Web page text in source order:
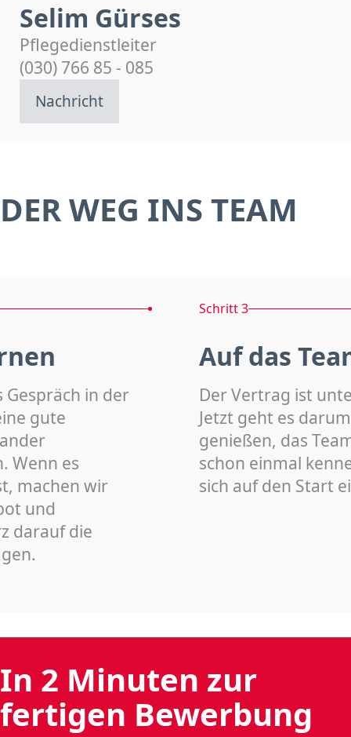
Selim Gürses
Pflegedienstleiter
(030) 766 85 - 085
Nachricht
DER WEG INS TEAM
Gespräch in der
gute
Wenn es
machen wir
und
darauf die
Schritt 3
Auf das
Der Vertrag ist
Jetzt geht es
genießen, das
schon einmal
sich auf den Start
In 2 Minuten zur
fertigen Bewerbung